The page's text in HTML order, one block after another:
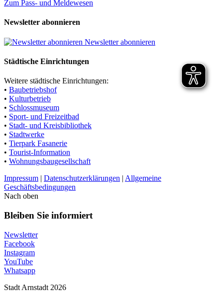
Zum Pass- und Meldewesen
Newsletter abonnieren
Newsletter abonnieren
Städtische Einrichtungen
Weitere städtische Einrichtungen:
• Baubetriebshof
• Kulturbetrieb
• Schlossmuseum
• Sport- und Freizeitbad
• Stadt- und Kreisbibliothek
• Stadtwerke
• Tierpark Fasanerie
• Tourist-Information
• Wohnungsbaugesellschaft
Impressum | Datenschutzerklärungen | Allgemeine
Geschäftsbedingungen
Nach oben
Bleiben Sie informiert
Newsletter
Facebook
Instagram
YouTube
Whatsapp
Stadt Arnstadt 2026